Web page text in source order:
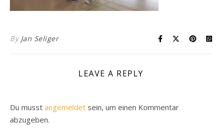
By Jan Seliger
LEAVE A REPLY
Du musst angemeldet sein, um einen Kommentar
abzugeben.